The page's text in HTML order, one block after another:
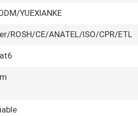
YUEXIANKE
ROSH/CE/ANATEL/ISO/CPR/ETL